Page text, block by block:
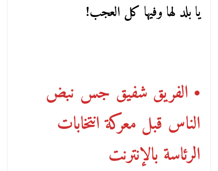
يا بلد لها وفيها كل العجب!
• الفريق شفيق جس نبض
الناس قبل معركة انتخابات
الرئاسة بالإنترنت